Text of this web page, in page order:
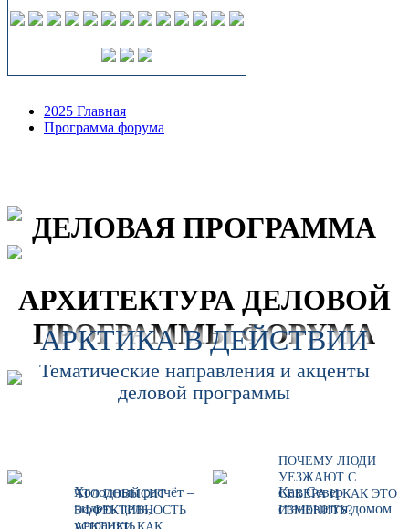
2025 Главная
Программа форума
ДЕЛОВАЯ ПРОГРАММА
АРХИТЕКТУРА ДЕЛОВОЙ
ПРОГРАММЫ ФОРУМА
АРКТИКА В ДЕЙСТВИИ
Тематические направления и акценты
деловой программы
Холодный расчёт –
видеть цель,
устранять
ЧТО ПОВЫСИТ
ЭФФЕКТИВНОСТЬ
Как Север
становится домом
ПОЧЕМУ ЛЮДИ
УЕЗЖАЮТ С
СЕВЕРА И КАК ЭТО
ИЗМЕНИТЬ?